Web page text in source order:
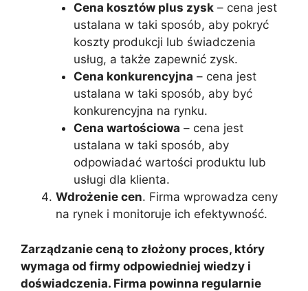
Cena kosztów plus zysk– cena jest
ustalana w taki sposób, aby pokryć
koszty produkcji lub świadczenia
usług, a także zapewnić zysk.
Cena konkurencyjna – cena jest
ustalana w taki sposób, aby być
konkurencyjna na rynku.
Cena wartościowa – cena jest
ustalana w taki sposób, aby
odpowiadać wartości produktu lub
usługi dla klienta.
Wdrożenie cen. Firma wprowadza ceny
na rynek i monitoruje ich efektywność.
Zarządzanie ceną to złożony proces, który
wymaga od firmy odpowiedniej wiedzy i
doświadczenia. Firma powinna regularnie